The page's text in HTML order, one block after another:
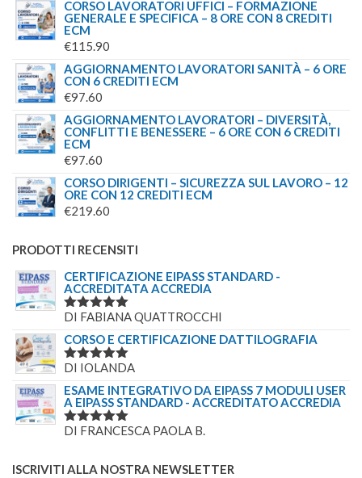
CORSO LAVORATORI UFFICI – FORMAZIONE
GENERALE E SPECIFICA – 8 ORE CON 8 CREDITI
ECM
€115.90
AGGIORNAMENTO LAVORATORI SANITÀ – 6 ORE
CON 6 CREDITI ECM
€97.60
AGGIORNAMENTO LAVORATORI – DIVERSITÀ,
CONFLITTI E BENESSERE – 6 ORE CON 6 CREDITI
ECM
€97.60
CORSO DIRIGENTI – SICUREZZA SUL LAVORO – 12
ORE CON 12 CREDITI ECM
€219.60
PRODOTTI RECENSITI
CERTIFICAZIONE EIPASS STANDARD -
ACCREDITATA ACCREDIA
VALUTATO
DI FABIANA QUATTROCCHI
CORSO E CERTIFICAZIONE DATTILOGRAFIA
VALUTATO
DI IOLANDA
ESAME INTEGRATIVO DA EIPASS 7 MODULI USER
A EIPASS STANDARD - ACCREDITATO ACCREDIA
VALUTATO
DI FRANCESCA PAOLA B.
ISCRIVITI ALLA NOSTRA NEWSLETTER